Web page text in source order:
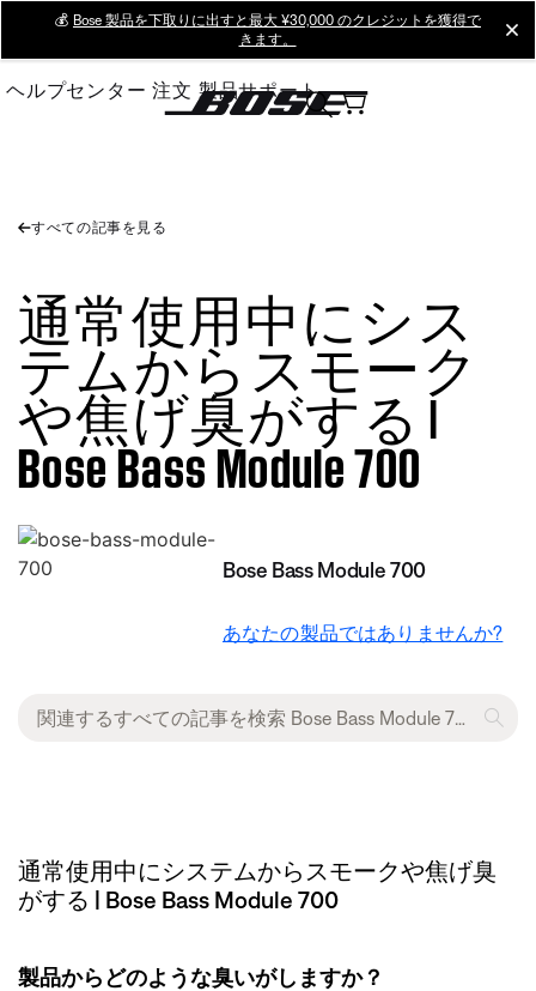
Main
💰 Bose 製品を下取りに出すと最大 ¥30,000 のクレジットを獲得で
きます。
ヘルプセンター 注文 製品サポート
すべての記事を見る
通常使用中にシス
テムからスモーク
や焦げ臭がする |
Bose Bass Module 700
Bose Bass Module 700
あなたの製品ではありませんか?
通常使用中にシステムからスモークや焦げ臭
がする | Bose Bass Module 700
製品からどのような臭いがしますか？